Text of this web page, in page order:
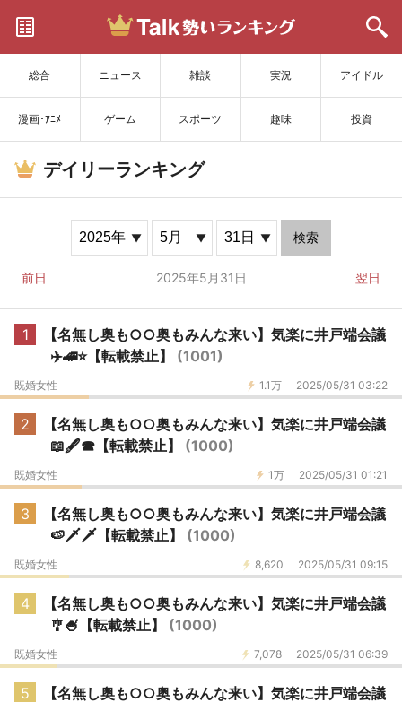
総合 ニュース 雑談 実況 アイドル
漫画･ｱﾆﾒ ゲーム スポーツ 趣味 投資
サイトを更新
デイリーランキング
検索
前日 2025年5月31日 翌日
1
【名無し奥も○○奥もみんな来い】気楽に井戸端会議
✈️🚄⭐️【転載禁止】 (1001)
1.1万 2025/05/31 03:22
既婚女性
2
【名無し奥も○○奥もみんな来い】気楽に井戸端会議
📖🖋☎【転載禁止】 (1000)
1万 2025/05/31 01:21
既婚女性
3
【名無し奥も○○奥もみんな来い】気楽に井戸端会議
🍉🗡🗡️【転載禁止】 (1000)
8,620 2025/05/31 09:15
既婚女性
4
【名無し奥も○○奥もみんな来い】気楽に井戸端会議
🎐🍧【転載禁止】 (1000)
7,078 2025/05/31 06:39
既婚女性
5
【名無し奥も○○奥もみんな来い】気楽に井戸端会議